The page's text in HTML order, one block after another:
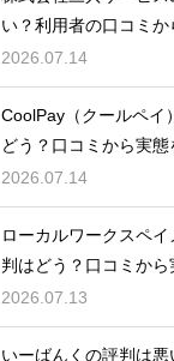
い？利用者の口コミか
底解説
2026.07.14
CoolPay（クールペイ
どう？口コミから実
2026.07.14
ローカルワークスペ
判はどう？口コミから
検証！
2026.07.13
いーばんくの評判は